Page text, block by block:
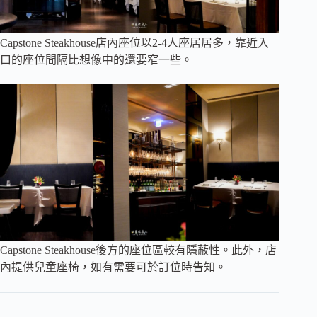
Capstone Steakhouse店內座位以2-4人座居居多，靠近入
口的座位間隔比想像中的還要窄一些。
Capstone Steakhouse後方的座位區較有隱蔽性。此外，店
內提供兒童座椅，如有需要可於訂位時告知。